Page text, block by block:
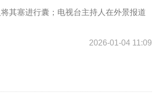
其塞进行囊；电视台主持人在外景报道
2026-01-04 11:09